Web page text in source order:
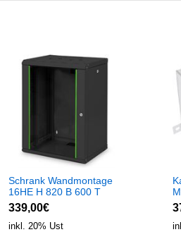
Schrank Wandmontage
16HE H 820 B 600 T
445 mm RAL9005
339,00€
inkl. 20% Ust